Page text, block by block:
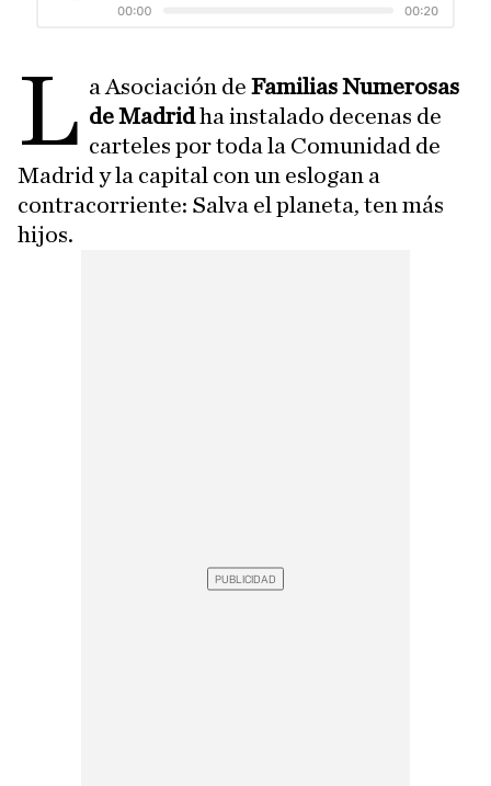
L a Asociación deFamilias Numerosas
de Madridha instalado decenas de
carteles por toda la Comunidad de
Madrid y la capital con un eslogan a
contracorriente: Salva el planeta, ten más
hijos.